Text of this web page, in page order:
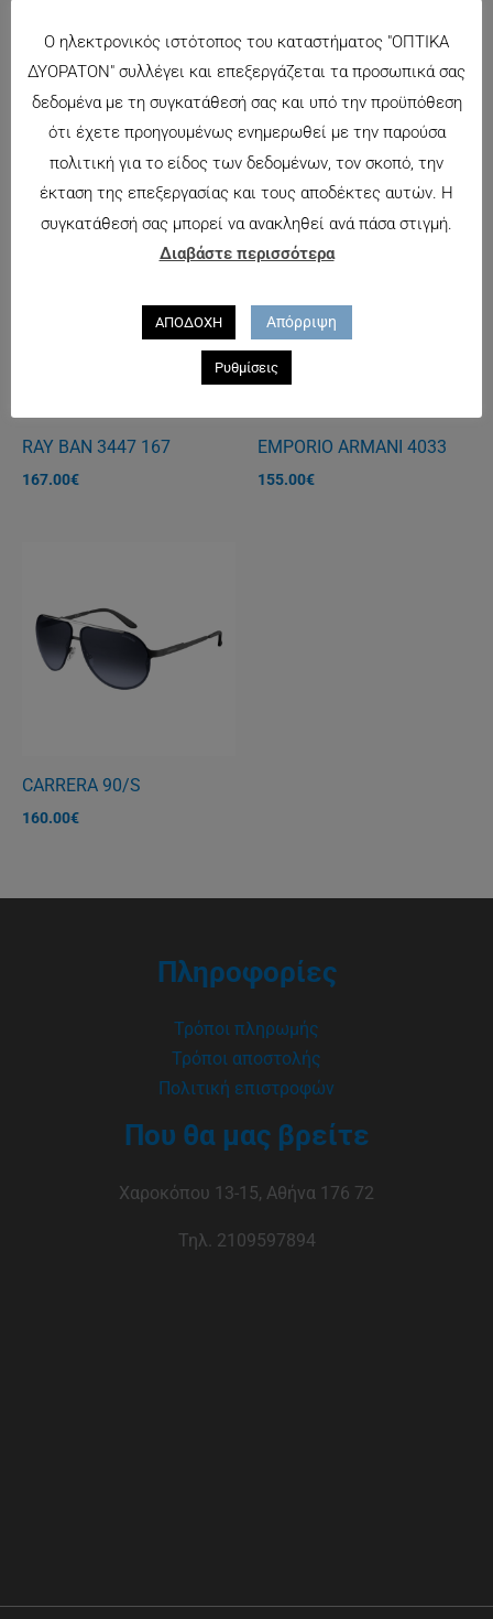
CARRERA 5020/S
135.00 €
POLAROID 4139
55.00€
ΕΚΤΌΣ ΑΠΟΘΈΜΑΤΟΣ
RAY BAN 3447 167
167.00€
ΕΚΤΌΣ ΑΠΟΘΈΜΑΤΟΣ
EMPORIO ARMANI 4033
155.00€
CARRERA 90/S
160.00€
Πληροφορίες
Τρόποι πληρωμής
Τρόποι αποστολής
Πολιτική επιστροφών
Που θα μας βρείτε
Χαροκόπου 13-15, Αθήνα 176 72
Τηλ. 2109597894
Ο ηλεκτρονικός ιστότοπος του καταστήματος "ΟΠΤΙΚΑ
ΔΥΟΡΑΤΟΝ" συλλέγει και επεξεργάζεται τα προσωπικά σας
δεδομένα με τη συγκατάθεσή σας και υπό την προϋπόθεση
ότι έχετε προηγουμένως ενημερωθεί με την παρούσα
πολιτική για το είδος των δεδομένων, τον σκοπό, την
έκταση της επεξεργασίας και τους αποδέκτες αυτών. Η
συγκατάθεσή σας μπορεί να ανακληθεί ανά πάσα στιγμή.
Διαβάστε περισσότερα
ΑΠΟΔΟΧΗ Απόρριψη
Ρυθμίσεις